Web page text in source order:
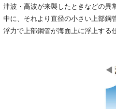
津波・高波が来襲したときなどの異
中に、それより直径の小さい上部鋼
浮力で上部鋼管が海面上に浮上する